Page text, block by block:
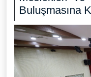
Buluşmasına